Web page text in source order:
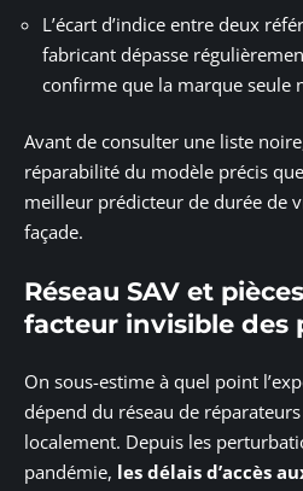
L’écart d’indice entre deux
fabricant dépasse
confirme que la marque seule
Avant de consulter une liste
réparabilité du modèle précis que
meilleur prédicteur de durée de
façade.
Réseau SAV et
facteur invisible des
On sous-estime à quel point
dépend du réseau de
localement. Depuis les
pandémie, les délais d’accès